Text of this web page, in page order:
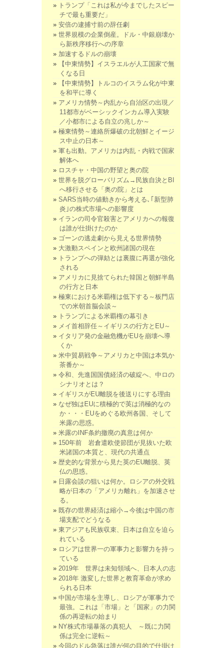
トランプ「これは私が今までしたスピー
チで最も重要だ」
安倍の逮捕寸前の辞任劇
世界規模の企業倒産。ドル・中銀崩壊か
ら新秩序移行への序章
加速するドルの崩壊
【中東情勢】イスラエルが人工国家で無
くなる日
【中東情勢】トルコのイスラム化が中東
を和平に導く
アメリカ情勢～内乱から自治区の出現／
11都市がベーシックインカム導入実験
／小都市による自立の兆しか～
極東情勢～連絡所爆破の北朝鮮とイージ
ス中止の日本～
軍も出動。アメリカは内乱・内戦で国家
解体へ
ロスチャ・中国の野望と奥の院
世界を脱グローバリズム→民族自決とBI
へ移行させる「奥の院」とは
SARS当時の値動きから考える､｢新型肺
炎｣の株式市場への影響度
イランの司令官殺害とアメリカへの報復
は誰が仕掛けたのか
ゴーンの逃走劇から見える世界情勢
大激動スペインと欧州諸国の現在
トランプへの弾劾とは裏腹に再選が強化
される
アメリカに見捨てられた韓国と朝鮮半島
の行方と日本
極東における米覇権は低下する～板門店
での米朝首脳会談～
トランプによる米覇権の幕引き
メイ首相辞任～イギリスの行方とEU～
イタリア発の金融危機がEUを崩壊へ導
くか
米中貿易戦争～アメリカと中国は本気か
茶番か～
令和、先進国国債経済の破綻へ、中ロの
シナリオとは？
イギリスがEU離脱を後送りにする理由
なぜ独はEUに積極的で英は消極的なの
か・・・EUをめぐる欧州各国、そして
米露の思惑。
米露のINF条約撤廃の真意は何か
150年前 岩倉遣欧使節団が見抜いた欧
米諸国の本質と、現代の共通点
歴史的な背景から見た英のEU離脱、英
仏の思惑。
日露会談の狙いは何か。ロシアの外交戦
略が日本の「アメリカ離れ」を加速させ
る。
既存の世界経済は縮小→今後は中国の市
場支配でどうなる
東アジアも民族収束、日本は自立を迫ら
れている
ロシアは世界一の軍事力と影響力を持っ
ている
2019年 世界は未知領域へ、日本人の志
2018年 激変した世界と教育革命が求め
られる日本
中国が市場を主導し、ロシアが軍事力で
最強。これは「市場」と「国家」の力関
係の再逆転の始まり
NY株式市場暴落の真犯人 ～既に力関
係は完全に逆転～
今回のドル急落は誰が何の目的で仕掛け